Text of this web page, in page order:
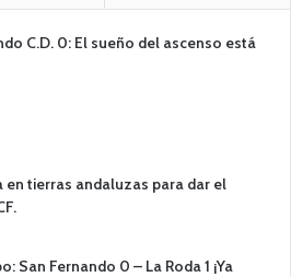
C.D. 0: El sueño del ascenso está
tierras andaluzas para dar el
San Fernando 0 – La Roda 1 ¡Ya